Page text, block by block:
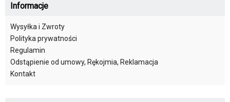
Informacje
Wysyłka i Zwroty
Polityka prywatności
Regulamin
Odstąpienie od umowy, Rękojmia, Reklamacja
Kontakt